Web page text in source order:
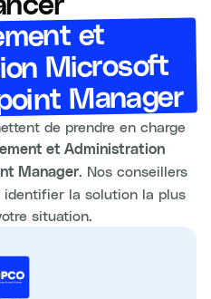
et
Microsoft
Manager
de prendre en charge
et Administration
Manager. Nos conseillers
la solution la plus
situation.